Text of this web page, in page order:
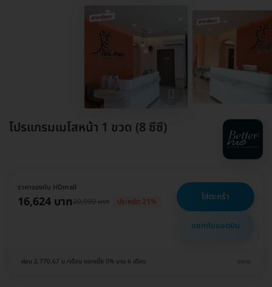
โปรแกรมเมโสหน้า 1 ขวด (8 ซีซี)
ราคาจองกับ HDmall
16,624 บาท20,999 บาท ประหยัด 21% ใส่ตะกร้า
แชทกับแอดมิน
ผ่อน 2,770.67 บ./เดือน ดอกเบี้ย 0% นาน 6 เดือน ขยาย